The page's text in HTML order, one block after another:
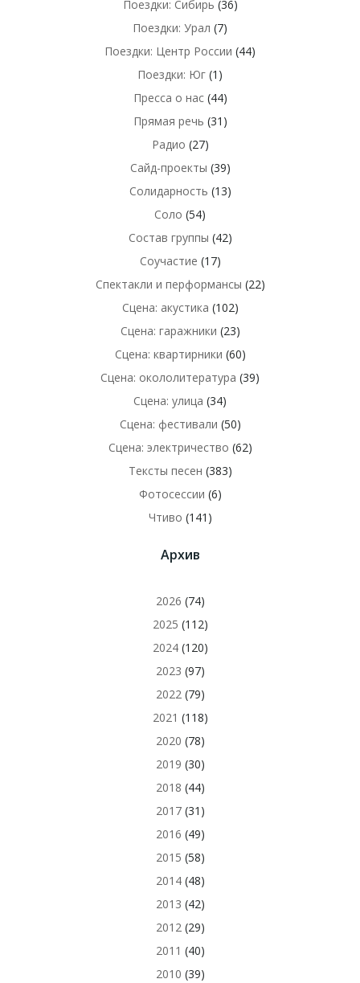
Поездки: Сибирь (36)
Поездки: Урал (7)
Поездки: Центр России (44)
Поездки: Юг (1)
Пресса о нас(44)
Прямая речь (31)
Радио (27)
Сайд-проекты (39)
Солидарность (13)
Соло (54)
Состав группы (42)
Соучастие (17)
Спектакли и перформансы (22)
Сцена: акустика (102)
Сцена: гаражники (23)
Сцена: квартирники (60)
Сцена: окололитература (39)
Сцена: улица (34)
Сцена: фестивали (50)
Сцена: электричество (62)
Тексты песен (383)
Фотосессии (6)
Чтиво (141)
Архив
2026 (74)
2025 (112)
2024(120)
2023 (97)
2022(79)
2021 (118)
2020 (78)
2019 (30)
2018 (44)
2017(31)
2016 (49)
2015 (58)
2014(48)
2013 (42)
2012(29)
2011 (40)
2010 (39)